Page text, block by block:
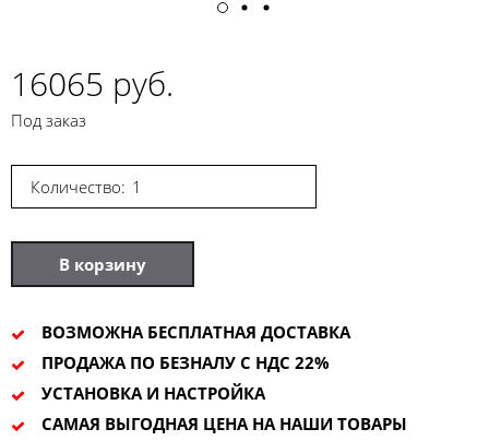
16065 руб.
Под заказ
Количество:
В корзину
ВОЗМОЖНА БЕСПЛАТНАЯ ДОСТАВКА
ПРОДАЖА ПО БЕЗНАЛУ С НДС 22%
УСТАНОВКА И НАСТРОЙКА
САМАЯ ВЫГОДНАЯ ЦЕНА НА НАШИ ТОВАРЫ